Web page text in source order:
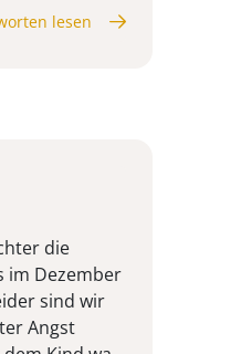
lesen
die
im Dezember
sind wir
Angst